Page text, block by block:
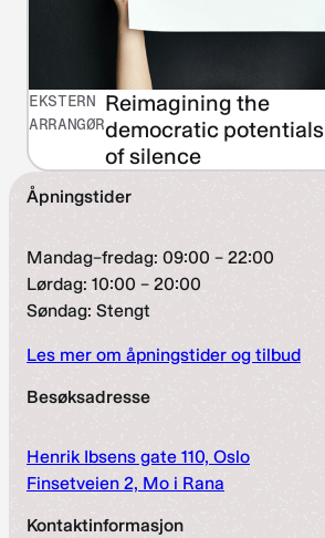
EKSTERN
ARRANGØR
Reimagining the
democratic potentials
of silence
Åpningstider
Mandag–fredag: 09:00 – 22:00
Lørdag: 10:00 – 20:00
Søndag: Stengt
Les mer om åpningstider og tilbud
Besøksadresse
Henrik Ibsens gate 110, Oslo
Finsetveien 2, Mo i Rana
Kontaktinformasjon